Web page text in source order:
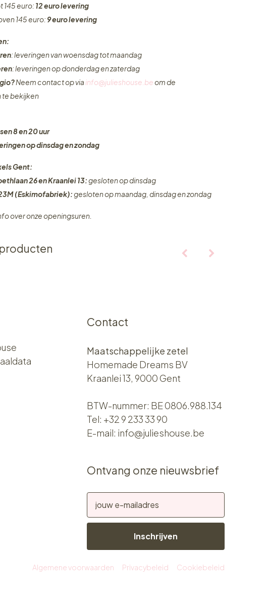
145 euro: 12 euro levering
145 euro: 9 euro levering
: leveringen van woensdag tot maandag
: leveringen op donderdag en zaterdag
Neem contact op via info@julieshouse.beom de
bekijken
8 en 20 uur
op dinsdag en zondag
Gent:
26 en Kraanlei 13:gesloten op dinsdag
(Eskimofabriek):gesloten op maandag, dinsdag en zondag
over onze openingsuren.
Contact
Maatschappelijke zetel
Homemade Dreams BV
Kraanlei 13, 9000 Gent
BTW-nummer: BE 0806.988.134
Tel: +32 9 233 33 90
E-mail: info@julieshouse.be
Ontvang onze nieuwsbrief
Inschrijven
Algemene voorwaarden Privacybeleid Cookiebeleid